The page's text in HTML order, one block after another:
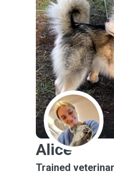
A
Alice
Trained